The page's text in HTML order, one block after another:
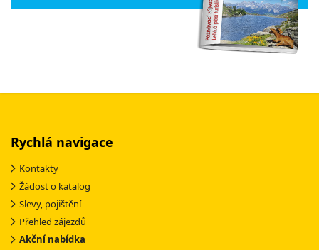
Rychlá navigace
Kontakty
Žádost o katalog
Slevy, pojištění
Přehled zájezdů
Akční nabídka